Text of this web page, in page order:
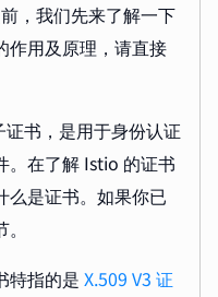
，我们先来了解一下
作用及原理，请直接
书，是用于身份认证
。在了解 Istio 的证书
么是证书。如果你已
特指的是 X.509 V3 证